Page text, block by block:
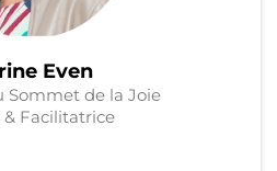
Even
Sommet de la Joie
& Facilitatrice